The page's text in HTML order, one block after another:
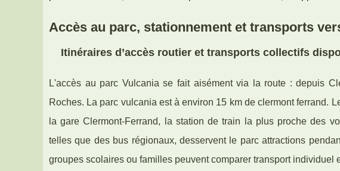
Accès au parc, stationnement et transports
Itinéraires d’accès routier et transports collectifs
L'accès au parc Vulcania se fait aisément via la route : depuis
Roches. La parc vulcania est à environ 15 km de clermont ferrand.
la gare Clermont-Ferrand, la station de train la plus proche des
telles que des bus régionaux, desservent le parc attractions
groupes scolaires ou familles peuvent comparer transport